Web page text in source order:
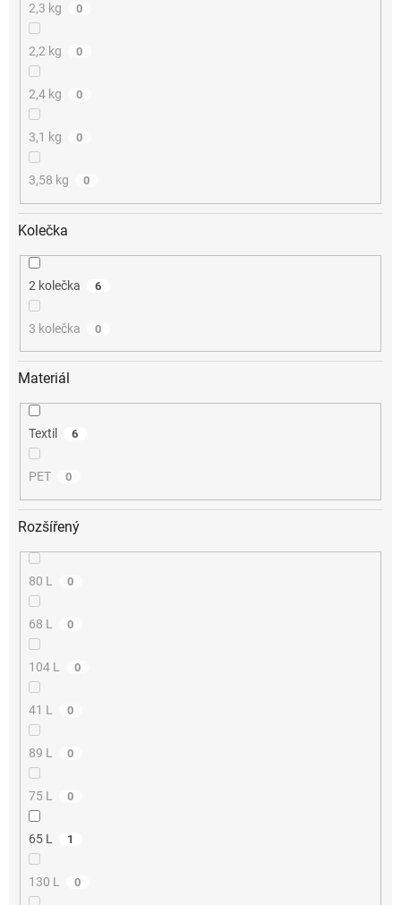
2,3 kg 0
2,2 kg 0
2,4 kg 0
3,1 kg 0
3,58 kg 0
Kolečka
2 kolečka 6
3 kolečka 0
Materiál
Textil 6
PET 0
Rozšířený
80 L 0
68 L 0
104 L 0
41 L 0
89 L 0
75 L 0
65 L 1
130 L 0